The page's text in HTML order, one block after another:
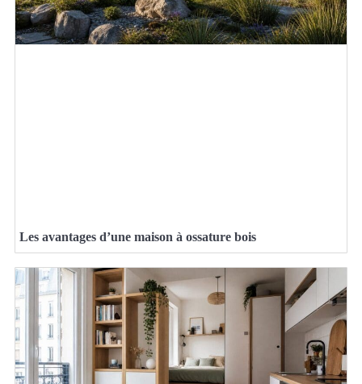
Les avantages d’une maison à ossature bois